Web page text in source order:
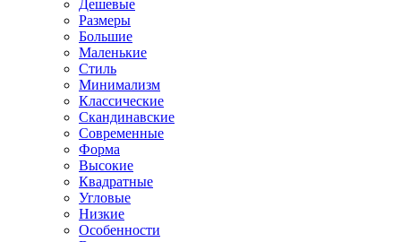
Дешевые
Размеры
Большие
Маленькие
Стиль
Минимализм
Классические
Скандинавские
Современные
Форма
Высокие
Квадратные
Угловые
Низкие
Особенности